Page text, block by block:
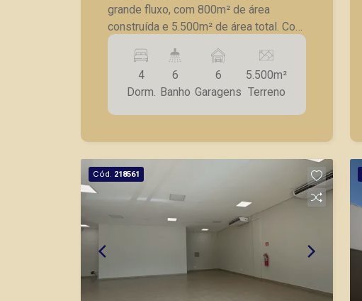
grande fluxo, com 800m² de área
construída e 5.500m² de área total. Com
04 dormitórios, 06 banheiros, 02 salas,
copa, cozinha, AS, hall de entrada.
Edícula com sala e dormitório.
4
Dorm.
6
Banho
6
Garagens
5.500m²
Terreno
Cód. 218561